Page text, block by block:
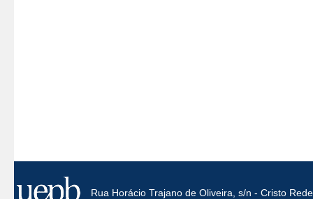
Rua Horácio Trajano de Oliveira, s/n - Cristo